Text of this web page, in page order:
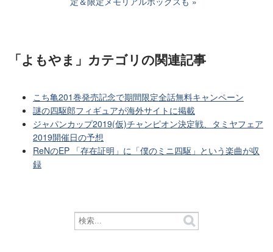
「よもやま」カテゴリの関連記事
こち亀201巻発売記念で期間限定全話無料キャンペーン
謎の四駆郎フィギュアが海外サイトに掲載
ジャパンカップ2019(仮)チャンピオン決定戦、タミヤフェア
2019開催日の予想
ReNのEP 「存在証明」に「僕のミニ四駆」という楽曲が収
録